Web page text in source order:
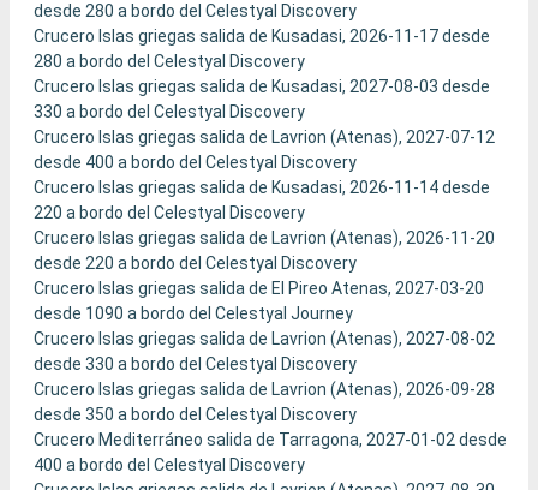
desde 280 a bordo del Celestyal Discovery
Crucero Islas griegas salida de Kusadasi, 2026-11-17 desde
280 a bordo del Celestyal Discovery
Crucero Islas griegas salida de Kusadasi, 2027-08-03 desde
330 a bordo del Celestyal Discovery
Crucero Islas griegas salida de Lavrion (Atenas), 2027-07-12
desde 400 a bordo del Celestyal Discovery
Crucero Islas griegas salida de Kusadasi, 2026-11-14 desde
220 a bordo del Celestyal Discovery
Crucero Islas griegas salida de Lavrion (Atenas), 2026-11-20
desde 220 a bordo del Celestyal Discovery
Crucero Islas griegas salida de El Pireo Atenas, 2027-03-20
desde 1090 a bordo del Celestyal Journey
Crucero Islas griegas salida de Lavrion (Atenas), 2027-08-02
desde 330 a bordo del Celestyal Discovery
Crucero Islas griegas salida de Lavrion (Atenas), 2026-09-28
desde 350 a bordo del Celestyal Discovery
Crucero Mediterráneo salida de Tarragona, 2027-01-02 desde
400 a bordo del Celestyal Discovery